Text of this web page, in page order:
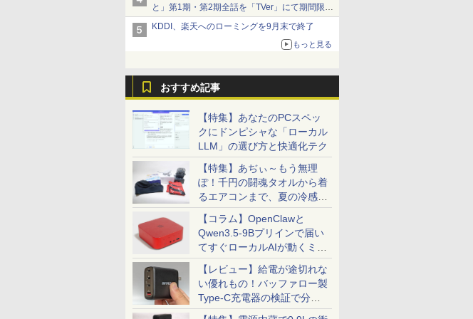
と」第1期・第2期全話を「TVer」にて期間限定
で順次無料配信開始
KDDI、楽天へのローミングを9月末で終了
もっと見る
おすすめ記事
【特集】あなたのPCスペッ
クにドンピシャな「ローカル
LLM」の選び方と快適化テク
【特集】あぢぃ～もう無理
ぽ！千円の闘魂タオルから着
るエアコンまで、夏の冷感グ
ッズ一挙紹介
【コラム】OpenClawと
Qwen3.5-9Bプリインで届い
てすぐローカルAIが動くミニ
PC「SER9 Pro」
【レビュー】給電が途切れな
い優れもの！バッファロー製
Type-C充電器の検証で分か
ったこと